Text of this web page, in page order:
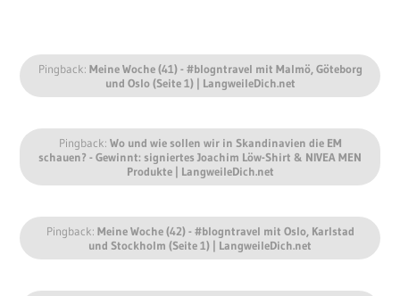
Pingback: Meine Woche (41) - #blogntravel mit Malmö, Göteborg
und Oslo (Seite 1) | LangweileDich.net
Pingback: Wo und wie sollen wir in Skandinavien die EM
schauen? - Gewinnt: signiertes Joachim Löw-Shirt & NIVEA MEN
Produkte | LangweileDich.net
Pingback: Meine Woche (42) - #blogntravel mit Oslo, Karlstad
und Stockholm (Seite 1) | LangweileDich.net